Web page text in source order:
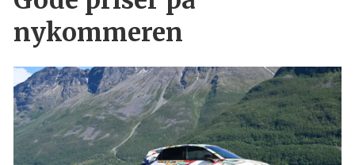
nykommeren